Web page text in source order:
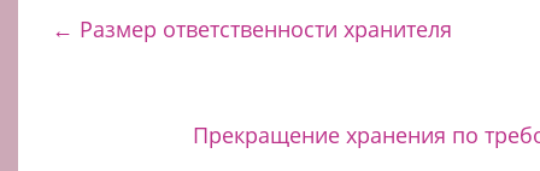
← Размер ответственности хранителя
Прекращение хранения по